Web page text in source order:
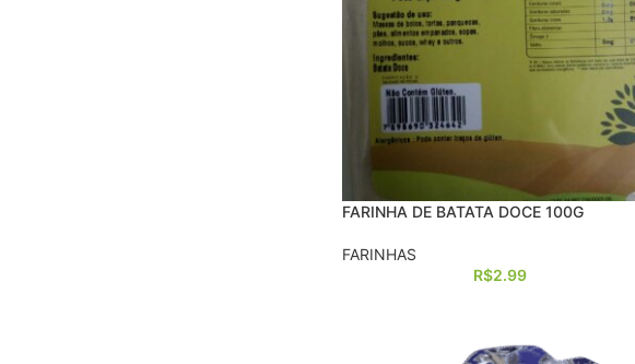
FARINHA DE BATATA DOCE 100G
FARINHAS
R$2.99